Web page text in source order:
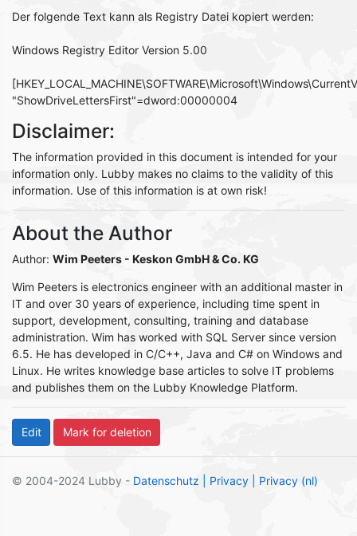
Der folgende Text kann als Registry Datei kopiert werden:
Windows Registry Editor Version 5.00
"ShowDriveLettersFirst"=dword:00000004
Disclaimer:
The information provided in this document is intended for your
information only. Lubby makes no claims to the validity of this
information. Use of this information is at own risk!
About the Author
Author: Wim Peeters - Keskon GmbH & Co. KG
Wim Peeters is electronics engineer with an additional master in
IT and over 30 years of experience, including time spent in
support, development, consulting, training and database
administration. Wim has worked with SQL Server since version
6.5. He has developed in C/C++, Java and C# on Windows and
Linux. He writes knowledge base articles to solve IT problems
and publishes them on the Lubby Knowledge Platform.
© 2004-2024 Lubby - Datenschutz | Privacy | Privacy (nl)